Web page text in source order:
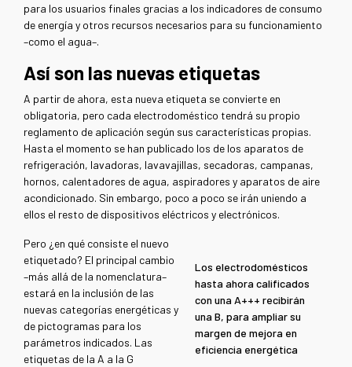
para los usuarios finales gracias a los indicadores de consumo
de energía y otros recursos necesarios para su funcionamiento
–como el agua–.
Así son las nuevas etiquetas
A partir de ahora, esta nueva etiqueta se convierte en
obligatoria, pero cada electrodoméstico tendrá su propio
reglamento de aplicación según sus características propias.
Hasta el momento se han publicado los de los aparatos de
refrigeración, lavadoras, lavavajillas, secadoras, campanas,
hornos, calentadores de agua, aspiradores y aparatos de aire
acondicionado. Sin embargo, poco a poco se irán uniendo a
ellos el resto de dispositivos eléctricos y electrónicos.
Los electrodomésticos
hasta ahora calificados
con una A+++ recibirán
una B, para ampliar su
margen de mejora en
eficiencia energética
Pero ¿en qué consiste el nuevo
etiquetado? El principal cambio
–más allá de la nomenclatura–
estará en la inclusión de las
nuevas categorías energéticas y
de pictogramas para los
parámetros indicados. Las
etiquetas de la A a la G